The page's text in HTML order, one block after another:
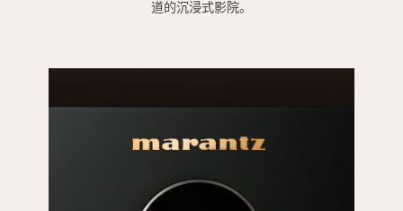
道的沉浸式影院。